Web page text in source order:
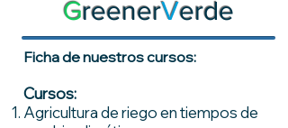
GreenerVerde
Ficha de nuestros cursos:
Cursos:
Agricultura de riego en tiempos de